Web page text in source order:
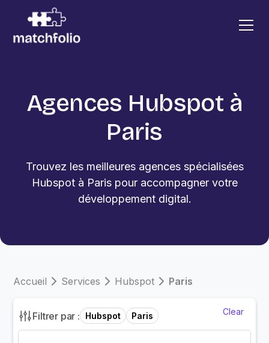
Agences Hubspot à
Paris
Trouvez les meilleures agences spécialisées
Hubspot à Paris pour accompagner votre
développement digital.
Accueil Services Hubspot Paris
Filtrer par : Hubspot Paris Clear